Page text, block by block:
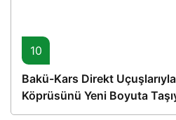
10
Bakü-Kars Direkt Uçuşlarıyla
Köprüsünü Yeni Boyuta
Hareket Etti